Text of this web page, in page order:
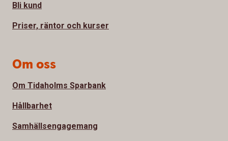
Bli kund
Priser, räntor och kurser
Om oss
Om Tidaholms Sparbank
Hållbarhet
Samhällsengagemang